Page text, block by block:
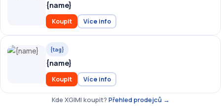
{name}
Koupit Více info
{tag}
{name}
Koupit Více info
Kde XGIMI koupit? Přehled prodejců →